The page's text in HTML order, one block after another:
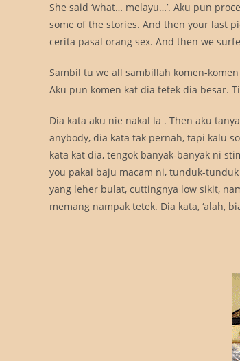
She said ‘what… melayu…’. Aku pun
some of the stories. And then your last
cerita pasal orang sex. And then we
Sambil tu we all sambillah komen-
Aku pun komen kat dia tetek dia besar.
Dia kata aku nie nakal la . Then aku
anybody, dia kata tak pernah, tapi kalu
kata kat dia, tengok banyak-banyak ni
you pakai baju macam ni, tunduk-
yang leher bulat, cuttingnya low sikit,
memang nampak tetek. Dia kata, ‘alah,